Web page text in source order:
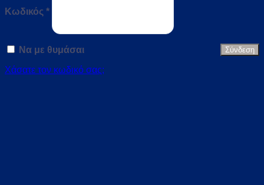
Κωδικός *
Να με θυμάσαι Σύνδεση
Χάσατε τον κωδικό σας;